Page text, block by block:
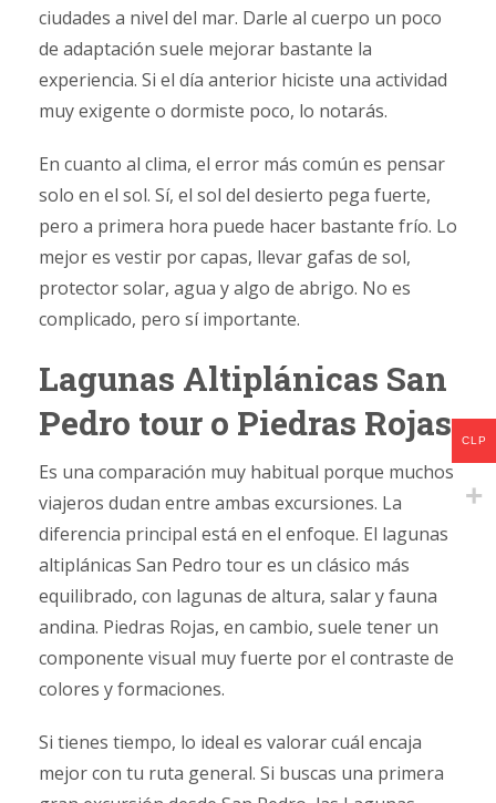
ciudades a nivel del mar. Darle al cuerpo un poco
de adaptación suele mejorar bastante la
experiencia. Si el día anterior hiciste una actividad
muy exigente o dormiste poco, lo notarás.
En cuanto al clima, el error más común es pensar
solo en el sol. Sí, el sol del desierto pega fuerte,
pero a primera hora puede hacer bastante frío. Lo
mejor es vestir por capas, llevar gafas de sol,
protector solar, agua y algo de abrigo. No es
complicado, pero sí importante.
Lagunas Altiplánicas San
Pedro tour o Piedras Rojas
Es una comparación muy habitual porque muchos
viajeros dudan entre ambas excursiones. La
diferencia principal está en el enfoque. El lagunas
altiplánicas San Pedro tour es un clásico más
equilibrado, con lagunas de altura, salar y fauna
andina. Piedras Rojas, en cambio, suele tener un
componente visual muy fuerte por el contraste de
colores y formaciones.
Si tienes tiempo, lo ideal es valorar cuál encaja
mejor con tu ruta general. Si buscas una primera
CLP